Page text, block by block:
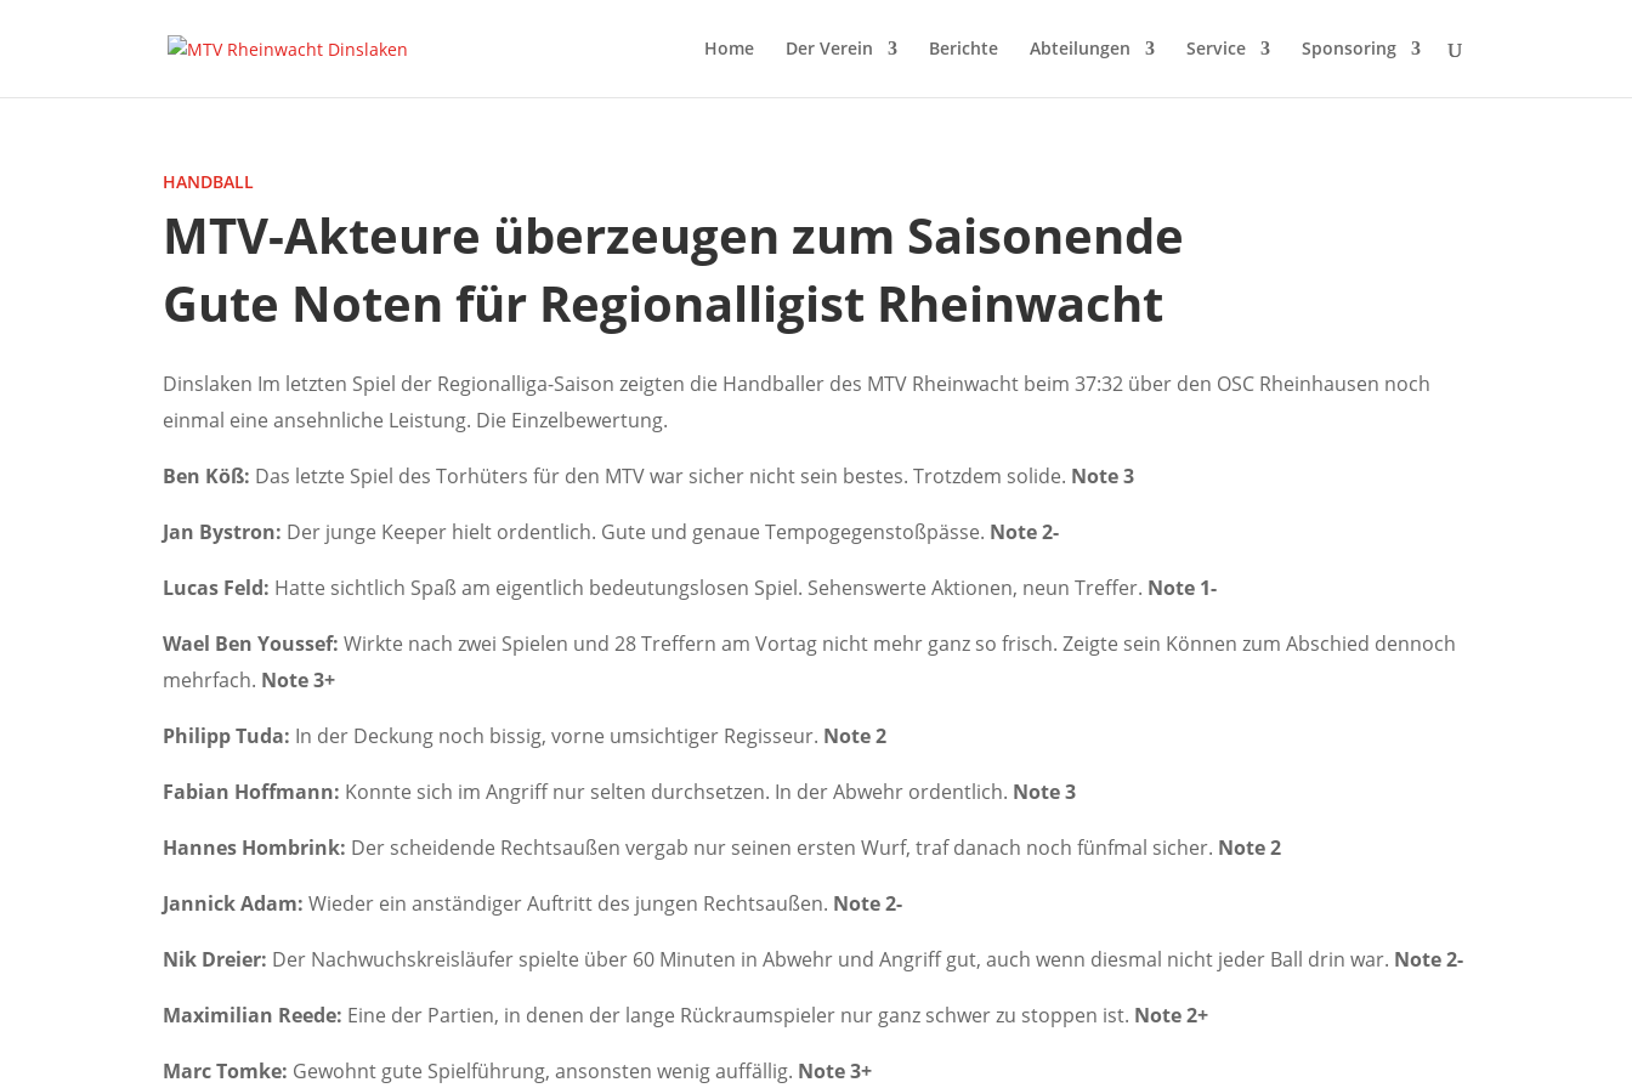
Home Der Verein Berichte Abteilungen Service Sponsoring
HANDBALL
MTV-Akteure überzeugen zum Saisonende
Gute Noten für Regionalligist Rheinwacht
Dinslaken Im letzten Spiel der Regionalliga-Saison zeigten die Handballer des MTV Rheinwacht beim 37:32 über den OSC Rheinhausen noch
einmal eine ansehnliche Leistung. Die Einzelbewertung.
Ben Köß: Das letzte Spiel des Torhüters für den MTV war sicher nicht sein bestes. Trotzdem solide. Note 3
Jan Bystron: Der junge Keeper hielt ordentlich. Gute und genaue Tempogegenstoßpässe. Note 2-
Lucas Feld: Hatte sichtlich Spaß am eigentlich bedeutungslosen Spiel. Sehenswerte Aktionen, neun Treffer. Note 1-
Wael Ben Youssef: Wirkte nach zwei Spielen und 28 Treffern am Vortag nicht mehr ganz so frisch. Zeigte sein Können zum Abschied dennoch
mehrfach. Note 3+
Philipp Tuda: In der Deckung noch bissig, vorne umsichtiger Regisseur. Note 2
Fabian Hoffmann: Konnte sich im Angriff nur selten durchsetzen. In der Abwehr ordentlich. Note 3
Hannes Hombrink: Der scheidende Rechtsaußen vergab nur seinen ersten Wurf, traf danach noch fünfmal sicher. Note 2
Jannick Adam: Wieder ein anständiger Auftritt des jungen Rechtsaußen. Note 2-
Nik Dreier: Der Nachwuchskreisläufer spielte über 60 Minuten in Abwehr und Angriff gut, auch wenn diesmal nicht jeder Ball drin war. Note 2-
Maximilian Reede: Eine der Partien, in denen der lange Rückraumspieler nur ganz schwer zu stoppen ist. Note 2+
Marc Tomke: Gewohnt gute Spielführung, ansonsten wenig auffällig. Note 3+